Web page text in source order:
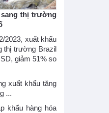
sang thị trường
2023, xuất khẩu
thị trường Brazil
giảm 51% so
xuất khẩu tăng
...
khẩu hàng hóa